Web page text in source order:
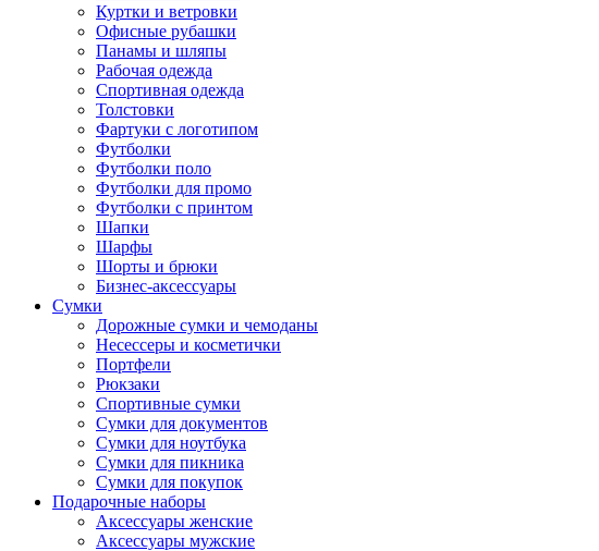
Куртки и ветровки
Офисные рубашки
Панамы и шляпы
Рабочая одежда
Спортивная одежда
Толстовки
Фартуки с логотипом
Футболки
Футболки поло
Футболки для промо
Футболки с принтом
Шапки
Шарфы
Шорты и брюки
Бизнес-аксессуары
Сумки
Дорожные сумки и чемоданы
Несессеры и косметички
Портфели
Рюкзаки
Спортивные сумки
Сумки для документов
Сумки для ноутбука
Сумки для пикника
Сумки для покупок
Подарочные наборы
Аксессуары женские
Аксессуары мужские